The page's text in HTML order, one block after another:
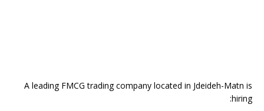
A leading FMCG trading company located in Jdeideh-Matn is
hiring: